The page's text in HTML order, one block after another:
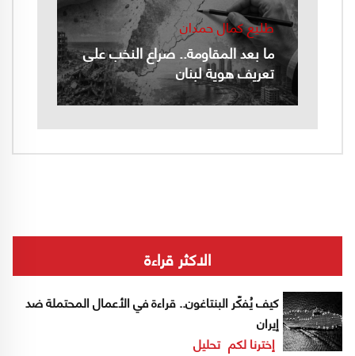
طليع كمال حمدان
ما بعد المقاومة.. صراع النخب على
تعريف هوية لبنان
الاكثر قراءة
كيف يُفكّر البنتاغون.. قراءة في الأعمال المحتملة ضد
إيران
إخترنا لكم تحليل